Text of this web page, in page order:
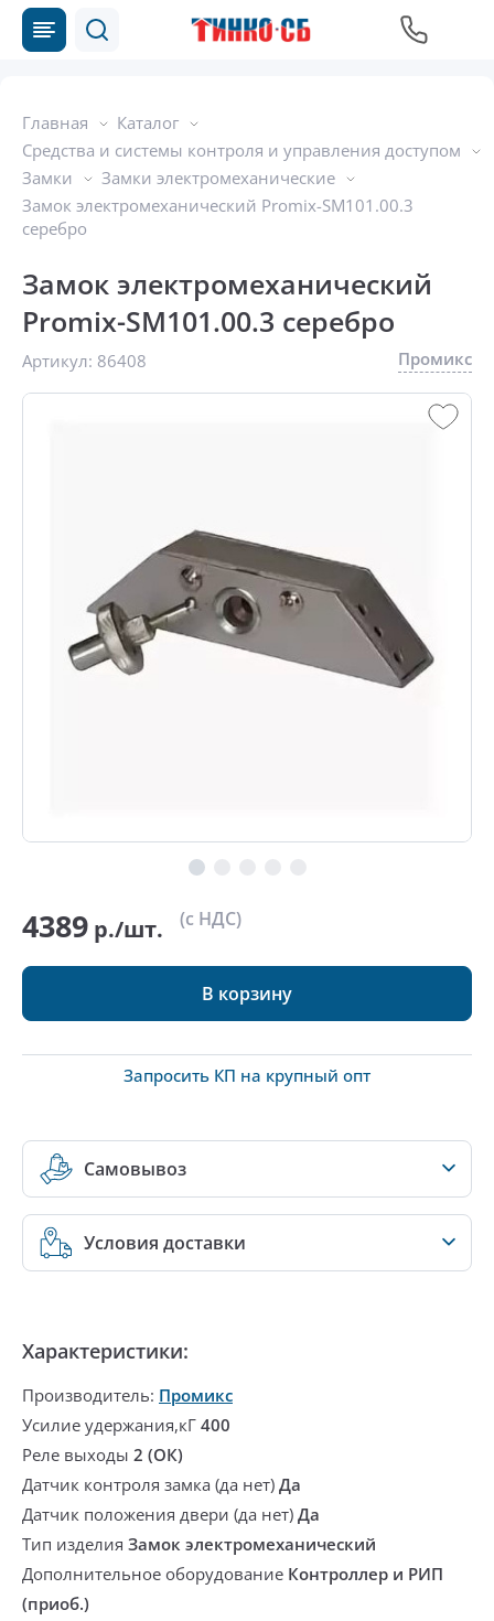
Главная
Каталог
Средства и системы контроля и управления доступом
Замки
Замки электромеханические
Замок электромеханический Promix-SM101.00.3
серебро
Замок электромеханический
Promix-SM101.00.3 серебро
Артикул: 86408 Промикс
4389 р./шт. (с НДС)
В корзину
Запросить КП на крупный опт
Самовывоз
Условия доставки
Характеристики:
Производитель: Промикс
Усилие удержания,кГ 400
Реле выходы 2 (ОК)
Датчик контроля замка (да нет) Да
Датчик положения двери (да нет) Да
Тип изделия Замок электромеханический
Дополнительное оборудование Контроллер и РИП
(приоб.)